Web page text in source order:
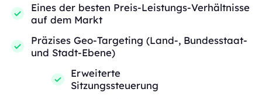
Eines der besten Preis-Leistungs-Verhältnisse
auf dem Markt
Präzises Geo-Targeting (Land-, Bundesstaat-
und Stadt-Ebene)
Erweiterte
Sitzungssteuerung